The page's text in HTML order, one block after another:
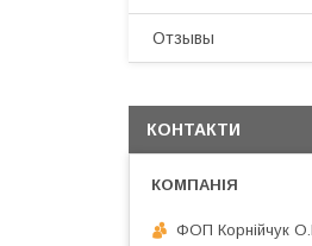
Отзывы
КОНТАКТИ
ФОП Корнійчук